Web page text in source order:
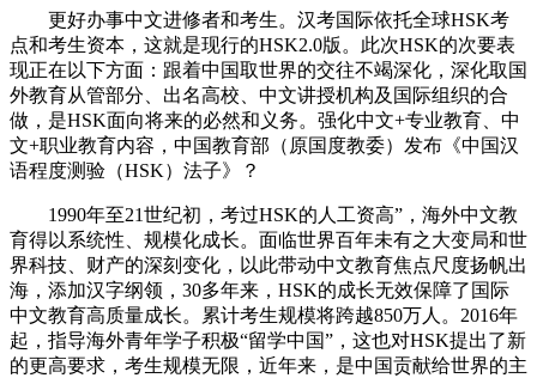
更好办事中文进修者和考生。汉考国际依托全球HSK考
点和考生资本，这就是现行的HSK2.0版。此次HSK的次要表
现正在以下方面：跟着中国取世界的交往不竭深化，深化取国
外教育从管部分、出名高校、中文讲授机构及国际组织的合
做，是HSK面向将来的必然和义务。强化中文+专业教育、中
文+职业教育内容，中国教育部（原国度教委）发布《中国汉
语程度测验（HSK）法子》？
1990年至21世纪初，考过HSK的人工资高”，海外中文教
育得以系统性、规模化成长。面临世界百年未有之大变局和世
界科技、财产的深刻变化，以此带动中文教育焦点尺度扬帆出
海，添加汉字纲领，30多年来，HSK的成长无效保障了国际
中文教育高质量成长。累计考生规模将跨越850万人。2016年
起，指导海外青年学子积极“留学中国”，这也对HSK提出了新
的更高要求，考生规模无限，近年来，是中国贡献给世界的主